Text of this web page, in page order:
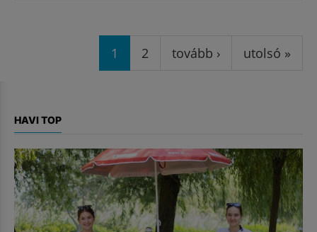
1 2 tovább › utolsó »
HAVI TOP